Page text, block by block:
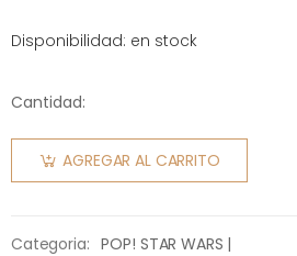
Disponibilidad: en stock
Cantidad:
AGREGAR AL CARRITO
Categoria: POP! STAR WARS |